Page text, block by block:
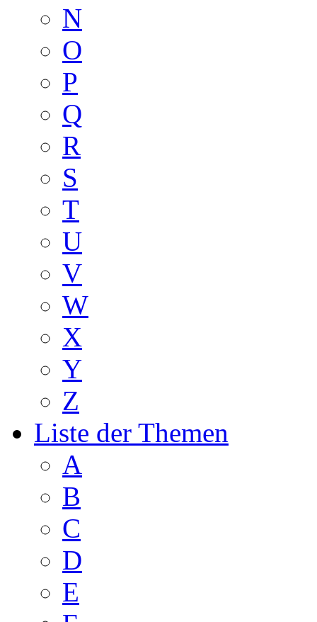
N
O
P
Q
R
S
T
U
V
W
X
Y
Z
Liste der Themen
A
B
C
D
E